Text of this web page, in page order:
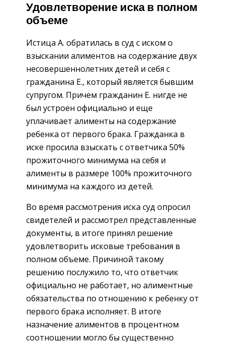
Удовлетворение иска в полном
объеме
Истица А. обратилась в суд с иском о
взыскании алиментов на содержание двух
несовершеннолетних детей и себя с
гражданина Е., который является бывшим
супругом. Причем гражданин Е. нигде не
был устроен официально и еще
уплачивает алименты на содержание
ребенка от первого брака. Гражданка в
иске просила взыскать с ответчика 50%
прожиточного минимума на себя и
алименты в размере 100% прожиточного
минимума на каждого из детей.
Во время рассмотрения иска суд опросил
свидетелей и рассмотрел представленные
документы, в итоге принял решение
удовлетворить исковые требования в
полном объеме. Причиной такому
решению послужило то, что ответчик
официально не работает, но алиментные
обязательства по отношению к ребенку от
первого брака исполняет. В итоге
назначение алиментов в процентном
соотношении могло бы существенно